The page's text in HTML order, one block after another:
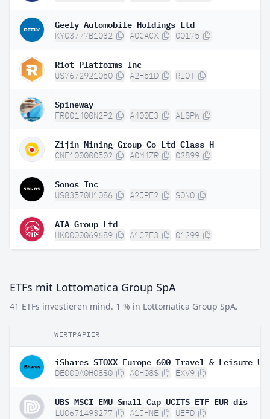
Geely Automobile Holdings Ltd
KYG3777B1032 A0CACX 00175
Riot Platforms Inc
US7672921050 A2H51D RIOT
Spineway
FR001400N2P2 A400E3 ALSPW
Zijin Mining Group Co Ltd Class H
CNE100000502 A0M4ZR 02899
Sonos Inc
US83570H1086 A2JPF2 SONO
AIA Group Ltd
HK0000069689 A1C7F3 01299
ETFs mit Lottomatica Group SpA
41 ETFs investieren mind. 1 % in Lottomatica Group SpA.
WERTPAPIER
DE000A0H08S0 A0H08S EXV9
UBS MSCI EMU Small Cap UCITS ETF EUR dis
LU0671493277 A1JHNE UEFD